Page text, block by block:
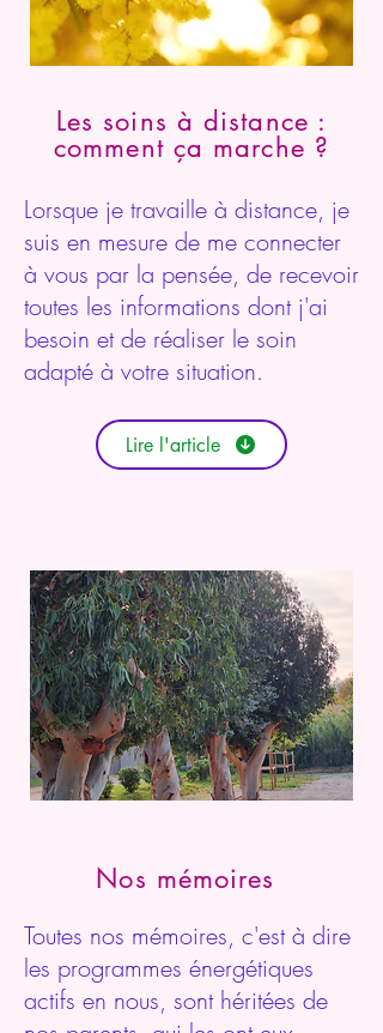
Les soins à distance :
comment ça marche ?
Lorsque je travaille à distance, je
suis en mesure de me connecter
à vous par la pensée, de recevoir
toutes les informations dont j'ai
besoin et de réaliser le soin
adapté à votre situation.
Lire l'article
Nos mémoires
Toutes nos mémoires, c'est à dire
les programmes énergétiques
actifs en nous, sont héritées de